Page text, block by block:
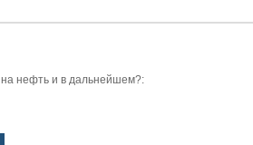
нефть и в дальнейшем?: